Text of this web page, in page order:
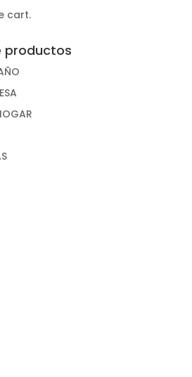
cart.
productos